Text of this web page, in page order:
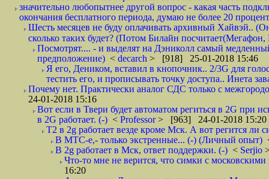
значительно любопытнее другой вопрос - какая часть
окончания бесплатного периода, думаю не более 20
Шесть месяцев не буду оплачивать архивный Хайвэй..
сколько таких будет? (Потом Билайн
Посмотрят.... - и выделят на Дэниколл самый
предположение) < decarch > [918] 25-01-2018 15:46
Я его, Деником, вставил в кнопочник.. 2/3G для
тестить его, и прописывать точку доступа.. Инета
Почему нет. Практически аналог СДС только с
24-01-2018 15:16
Вот если в Твери будет автоматом региться в 2G при
в 2G работает. (-) < Professor> [963] 24-01-2018 15:20
T2 в 2g работает везде кроме Мск. А вот регится
В МТС-е,- только экстренные... (-) (Личный опыт)
В 2g работает в Мск, ответ поддержки. (-) < Serjio
Что-то мне не верится, что симки с
16:20